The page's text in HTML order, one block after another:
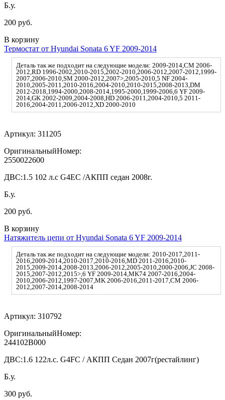
Б.у.
200 руб.
В корзину
Термостат от Hyundai Sonata 6 YF 2009-2014
Деталь так же подходит на следующие модели: 2009-2014,CM 2006-
2012,RD 1996-2002,2010-2015,2002-2010,2006-2012,2007-2012,1999-
2007,2006-2010,SM 2000-2012,2007>,2005-2010,5 NF 2004-
2010,2005-2011,2010-2016,2004-2010,2010-2015,2008-2013,DM
2012-2018,1994-2000,2008-2014,1995-2000,1999-2006,6 YF 2009-
2014,GK 2002-2009,2004-2008,HD 2006-2011,2004-2010,5 2011-
2016,2004-2011,2006-2012,XD 2000-2010
Артикул: 311205
ОригинальныйНомер:
2550022600
ДВС:1.5 102 л.с G4EC /АКПП седан 2008г.
Б.у.
200 руб.
В корзину
Натяжитель цепи от Hyundai Sonata 6 YF 2009-2014
Деталь так же подходит на следующие модели: 2010-2017,2011-
2016,2009-2014,2010-2017,2010-2016,MD 2011-2016,2010-
2015,2009-2014,2008-2013,2006-2012,2005-2010,2000-2006,JC 2008-
2015,2007-2012,2015>,6 YF 2009-2014,MK74 2007-2016,2004-
2010,2006-2012,1997-2007,MK 2006-2016,2011-2017,CM 2006-
2012,2007-2014,2008-2014
Артикул: 310792
ОригинальныйНомер:
244102B000
ДВС:1.6 122л.с. G4FC / АКПП Седан 2007г(рестайлинг)
Б.у.
300 руб.